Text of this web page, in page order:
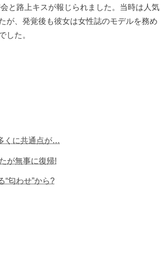
と路上キスが報じられました。当時は人気
が、発覚後も彼女は女性誌のモデルを務め
した。
くに共通点が…
が無事に復帰!
匂わせ”から?